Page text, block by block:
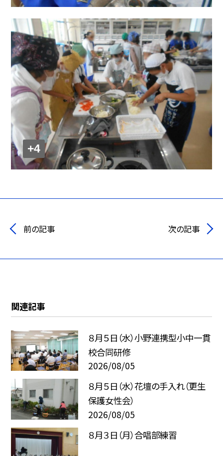
+4
前の記事 次の記事
関連記事
８月５日（水）小野連携型小中一貫
校合同研修
2026/08/05
８月５日（水）花壇の手入れ（更生
保護女性会）
2026/08/05
８月３日（月）合唱部練習